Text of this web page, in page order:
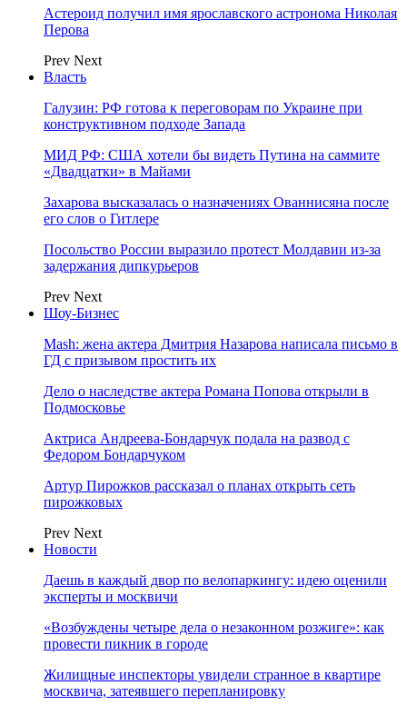
Астероид получил имя ярославского астронома Николая
Перова
Prev Next
Власть
Галузин: РФ готова к переговорам по Украине при
конструктивном подходе Запада
МИД РФ: США хотели бы видеть Путина на саммите
«Двадцатки» в Майами
Захарова высказалась о назначениях Ованнисяна после
его слов о Гитлере
Посольство России выразило протест Молдавии из-за
задержания дипкурьеров
Prev Next
Шоу-Бизнес
Mash: жена актера Дмитрия Назарова написала письмо в
ГД с призывом простить их
Дело о наследстве актера Романа Попова открыли в
Подмосковье
Актриса Андреева-Бондарчук подала на развод с
Федором Бондарчуком
Артур Пирожков рассказал о планах открыть сеть
пирожковых
Prev Next
Новости
Даешь в каждый двор по велопаркингу: идею оценили
эксперты и москвичи
«Возбуждены четыре дела о незаконном розжиге»: как
провести пикник в городе
Жилищные инспекторы увидели странное в квартире
москвича, затеявшего перепланировку